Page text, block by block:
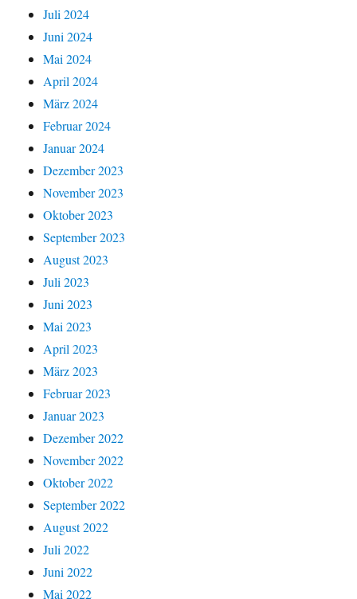
Juli 2024
Juni 2024
Mai 2024
April 2024
März 2024
Februar 2024
Januar 2024
Dezember 2023
November 2023
Oktober 2023
September 2023
August 2023
Juli 2023
Juni 2023
Mai 2023
April 2023
März 2023
Februar 2023
Januar 2023
Dezember 2022
November 2022
Oktober 2022
September 2022
August 2022
Juli 2022
Juni 2022
Mai 2022